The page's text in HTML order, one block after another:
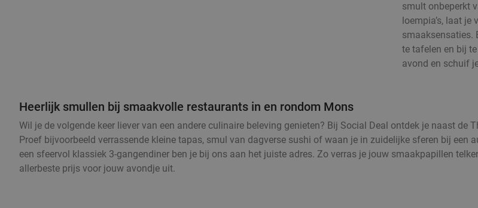
smult onbeperkt
loempia’s, laat
smaaksensaties.
te tafelen en bij
avond en schuif
Heerlijk smullen bij smaakvolle restaurants in en rondom Mons
Wil je de volgende keer liever van een andere culinaire beleving genieten? Bij Social Deal ontdek je naast
Proef bijvoorbeeld verrassende kleine tapas, smul van dagverse sushi of waan je in zuidelijke sferen bij een
een sfeervol klassiek 3-gangendiner ben je bij ons aan het juiste adres. Zo verras je jouw smaakpapillen
allerbeste prijs voor jouw avondje uit.